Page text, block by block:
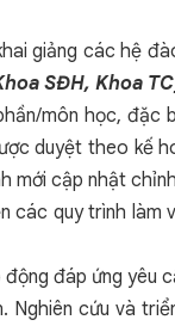
giảng các hệ
SĐH, Khoa
môn học, đặc
duyệt theo kế
mới cập nhật
quy trình
đáp ứng
cứu và